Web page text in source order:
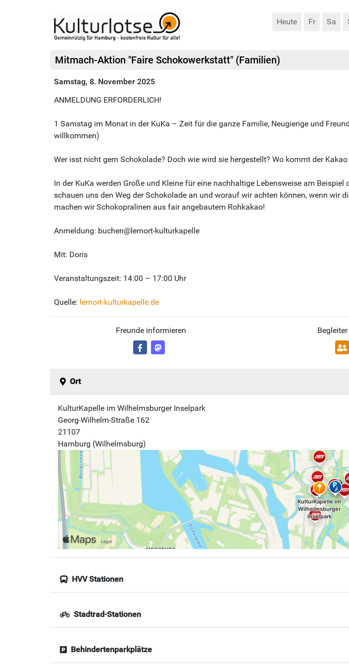
Heute Fr Sa
Mitmach-Aktion "Faire Schokowerkstatt" (Familien)
Samstag, 8. November 2025
ANMELDUNG ERFORDERLICH!
1 Samstag im Monat in der KuKa – Zeit für die ganze Familie, Neugierige und
willkommen)
Wer isst nicht gern Schokolade? Doch wie wird sie hergestellt? Wo kommt der
In der KuKa werden Große und Kleine für eine nachhaltige Lebensweise am
schauen uns den Weg der Schokolade an und worauf wir achten können, wenn wir
machen wir Schokopralinen aus fair angebautem Rohkakao!
Anmeldung: buchen@lernort-kulturkapelle
Mit: Doris
Veranstaltungszeit: 14:00 – 17:00 Uhr
Quelle: lernort-kulturkapelle.de
Freunde informieren
Ort
KulturKapelle im Wilhelmsburger Inselpark
Georg-Wilhelm-Straße 162
21107
Hamburg (Wilhelmsburg)
HVV Stationen
Stadtrad-Stationen
Behindertenparkplätze